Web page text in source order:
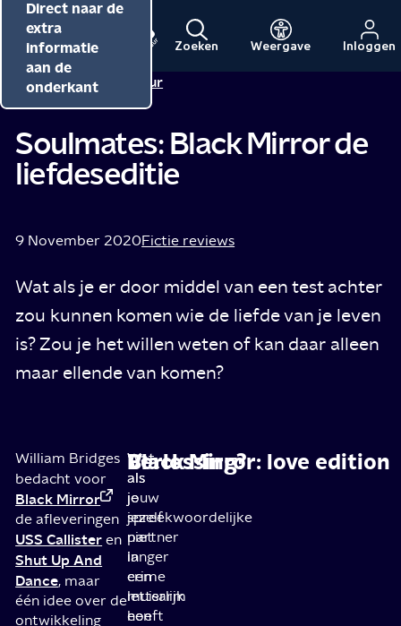
Direct naar de
inhoud
Direct naar de
hoofdnavigatie
Direct naar de
extra
informatie
aan de
onderkant
Menu
Naar
de
NPO
beginpagina
NPO
Cultuur
Zoeken Weergave Inloggen
Redactie NPO Cultuur
Soulmates: Black Mirror de
liefdeseditie
9 November 2020Fictie reviews
Wat als je er door middel van een test achter
zou kunnen komen wie de liefde van je leven
is? Zou je het willen weten of kan daar alleen
maar ellende van komen?
William Bridges
bedacht voor
Black Mirror
de afleveringen
USS Callister en
Shut Up And
Dance, maar
één idee over de
ontwikkeling
Verlossing?
Wat
als
je
jezelf
niet
langer
een
muisarm
hoeft
Wat
als
jouw
spreekwoordelijke
partner
in
crime
letterlijk
een
Black Mirror: love edition